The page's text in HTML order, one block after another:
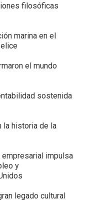
filosóficas
marina en el
el mundo
sostenida
la historia de la
impulsa
y
legado cultural